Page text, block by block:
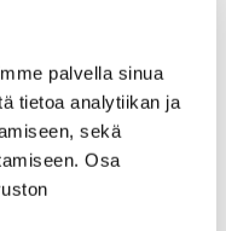
palvella sinua
tietoa analytiikan ja
sekä
Osa
–
ja